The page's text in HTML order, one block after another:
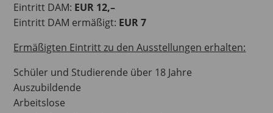
Eintritt DAM: EUR 12,–
Eintritt DAM ermäßigt: EUR 7
Ermäßigten Eintritt zu den Ausstellungen erhalten:
Schüler und Studierende über 18 Jahre
Auszubildende
Arbeitslose